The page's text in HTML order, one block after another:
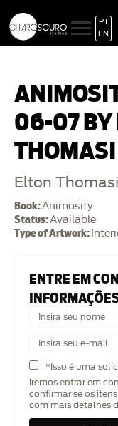
PT
EN
06-07 BY
THOMASI
Elton Thomasi
Book:Animosity
Status:Available
Type of Artwork:
ENTRE EM
*Isso é uma
iremos entrar em
confirmar se os
com mais detalhes